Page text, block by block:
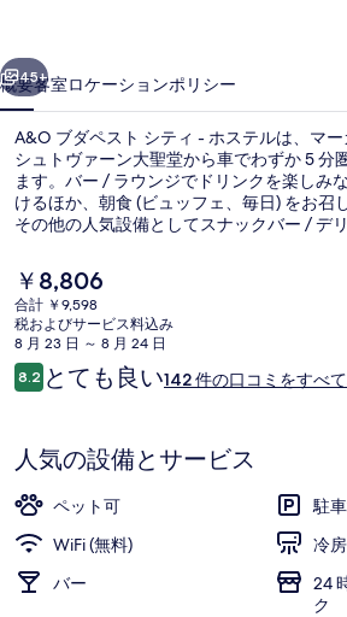
テ
ィ
ホ
ス
ル
の
写
ギ
ャ
ラ
リ
次へ
45+
概要客室ロケーションポリシー
A&O ブダペスト シティ - ホステルは、マ
シュトヴァーン大聖堂から車でわずか 5 分
ます。バー / ラウンジでドリンクを楽しみ
けるほか、朝食 (ビュッフェ、毎日) をお召
その他の人気設備としてスナックバー / デ
イ・ウツカ／エルジェベト・コルトラム停
セレーニ通り - エルジェベト環状路 トラム
現
在
の
料
金
は
す
￥8,806
合計 ￥9,598
税およびサービス料込み
8 月 23 日 ～ 8 月 24 日
口
コ
8.210段階中8.2
とても良い142 件の口コミをすべ
人気の設備とサービス
ペット可
駐
WiFi (無料)
冷房
バー
24
ク